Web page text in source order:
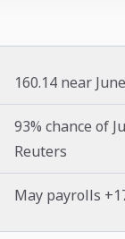
160.14 near
93% chance of
Reuters
May payrolls